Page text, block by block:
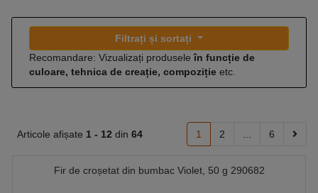
Filtrați și sortați
Recomandare: Vizualizați produseleîn funcție de
culoare, tehnica de creație, compoziție etc.
Articole afișate 1 - 12 din 64 1 2 6
Fir de croșetat din bumbac Violet, 50 g 290682